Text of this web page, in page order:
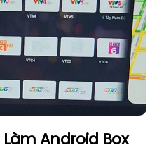
Làm Android Box